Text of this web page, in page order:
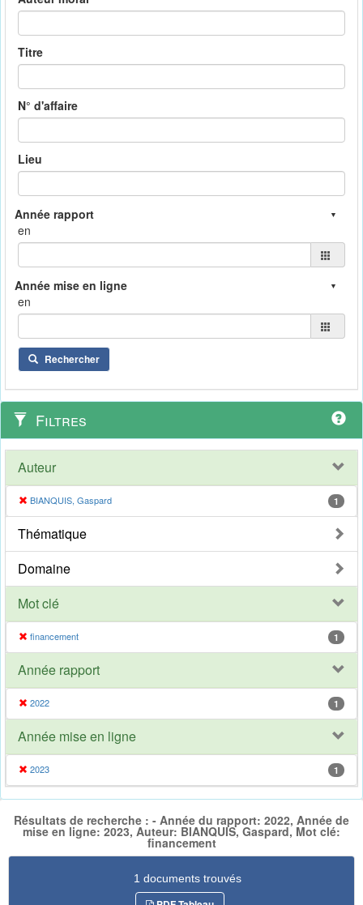
Titre
N° d'affaire
Lieu
en
en
Rechercher
Filtres
Auteur
BIANQUIS, Gaspard 1
Thématique
Domaine
Mot clé
financement 1
Année rapport
2022 1
Année mise en ligne
2023 1
Résultats de recherche : - Année du rapport: 2022, Année de
mise en ligne: 2023, Auteur: BIANQUIS, Gaspard, Mot clé:
financement
1 documents trouvés